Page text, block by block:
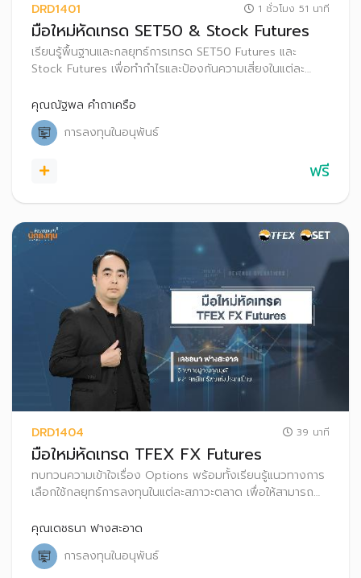
DRD1401 1 ชั่วโมง 51 นาที
มือใหม่หัดเทรด SET50 & Stock Futures
เรียนรู้พื้นฐานและกลยุทธ์การเทรด SET50 Futures และ
Stock Futures เพื่อทำกำไรและป้องกันความเสี่ยงในแต่ละ
คุณณัฐพล คำถาเครือ
การลงทุนในอนุพันธ์
ฟรี
DRD1404 39 นาที
มือใหม่หัดเทรด TFEX FX Futures
ทบทวนความเข้าใจเรื่อง Options พร้อมทั้งเรียนรู้แนวทางการ
เลือกใช้กลยุทธ์การลงทุนในแต่ละสภาวะตลาด เพื่อให้สามารถ
คุณเดชธนา ฟางสะอาด
การลงทุนในอนุพันธ์